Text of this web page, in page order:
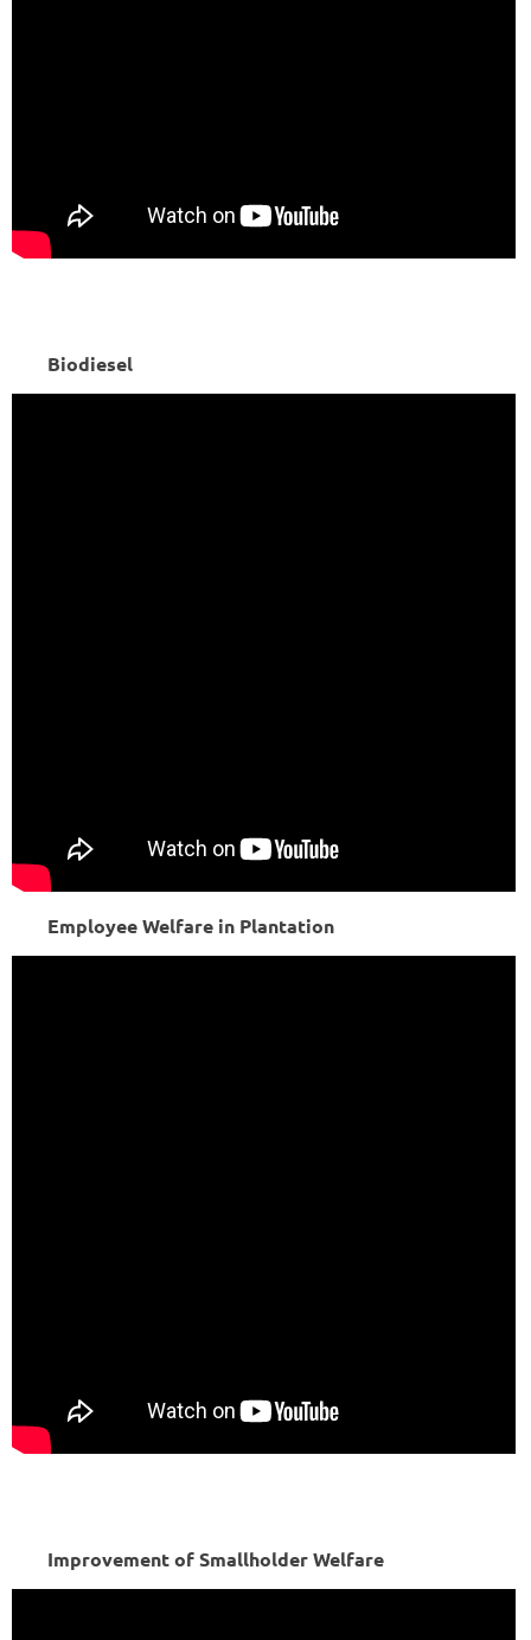
Biodiesel
Employee Welfare in Plantation
Improvement of Smallholder Welfare